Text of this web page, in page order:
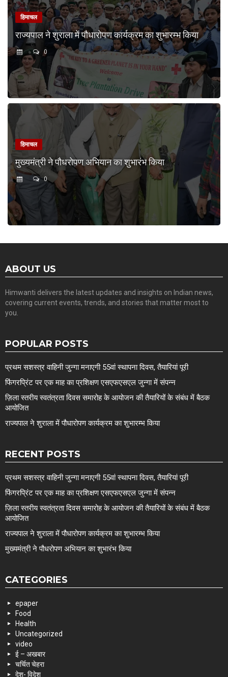
हिमाचल
राज्यपाल ने शुराला में पौधारोपण कार्यक्रम का शुभारम्भ किया
0
हिमाचल
मुख्यमंत्री ने पौधरोपण अभियान का शुभारंभ किया
0
ABOUT US
Himwanti delivers the latest updates and insights on Indian news,
covering current events, trends, and stories that matter most to
you.
POPULAR POSTS
प्रथम सशस्त्र वाहिनी जुन्गा मनाएगी 55वां स्थापना दिवस, तैयारियां पूरी
फिंगरप्रिंट पर एक माह का प्रशिक्षण एसएफएसएल जुन्गा में संपन्न
ज़िला स्तरीय स्वतंत्रता दिवस समारोह के आयोजन की तैयारियों के संबंध में बैठक
आयोजित
राज्यपाल ने शुराला में पौधारोपण कार्यक्रम का शुभारम्भ किया
RECENT POSTS
प्रथम सशस्त्र वाहिनी जुन्गा मनाएगी 55वां स्थापना दिवस, तैयारियां पूरी
फिंगरप्रिंट पर एक माह का प्रशिक्षण एसएफएसएल जुन्गा में संपन्न
ज़िला स्तरीय स्वतंत्रता दिवस समारोह के आयोजन की तैयारियों के संबंध में बैठक
आयोजित
राज्यपाल ने शुराला में पौधारोपण कार्यक्रम का शुभारम्भ किया
मुख्यमंत्री ने पौधरोपण अभियान का शुभारंभ किया
CATEGORIES
epaper
Food
Health
Uncategorized
video
ई – अखबार
चर्चित चेहरा
देश- विदेश